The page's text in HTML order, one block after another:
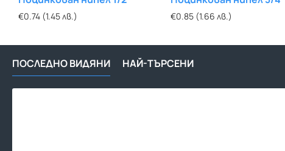
€0.74 (1.45 лв.) €0.85 (1.66 лв.)
ПОСЛЕДНО ВИДЯНИ НАЙ-ТЪРСЕНИ